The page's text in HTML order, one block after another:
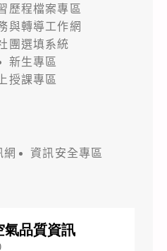
歷程檔案專區
與轉導工作網
團選填系統
新生專區
授課專區
網
資訊安全專區